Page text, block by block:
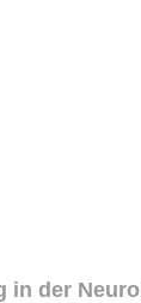
in der